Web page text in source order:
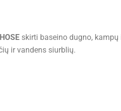
skirti baseino dugno,
ir vandens siurblių.